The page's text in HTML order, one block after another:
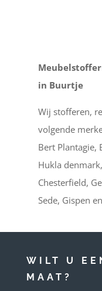
in Buurtje
Wij stofferen,
volgende
Bert Plantagie,
Hukla
Chesterfield,
Sede, Gispen
WILT U
MAAT?